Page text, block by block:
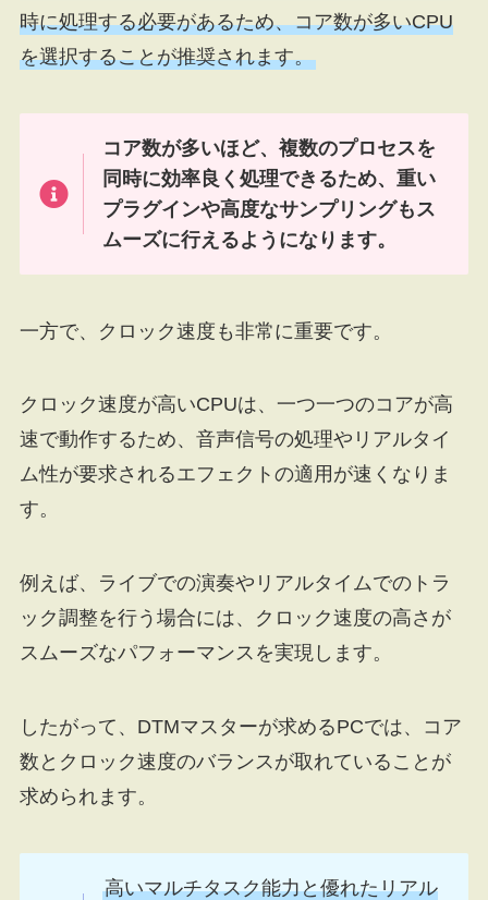
時に処理する必要があるため、コア数が多いCPU
を選択することが推奨されます。
コア数が多いほど、複数のプロセスを
同時に効率良く処理できるため、重い
プラグインや高度なサンプリングもス
ムーズに行えるようになります。
一方で、クロック速度も非常に重要です。
クロック速度が高いCPUは、一つ一つのコアが高
速で動作するため、音声信号の処理やリアルタイ
ム性が要求されるエフェクトの適用が速くなりま
す。
例えば、ライブでの演奏やリアルタイムでのトラ
ック調整を行う場合には、クロック速度の高さが
スムーズなパフォーマンスを実現します。
したがって、DTMマスターが求めるPCでは、コア
数とクロック速度のバランスが取れていることが
求められます。
高いマルチタスク能力と優れたリアル